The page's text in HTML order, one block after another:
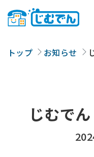
トップ お知らせ
じむで